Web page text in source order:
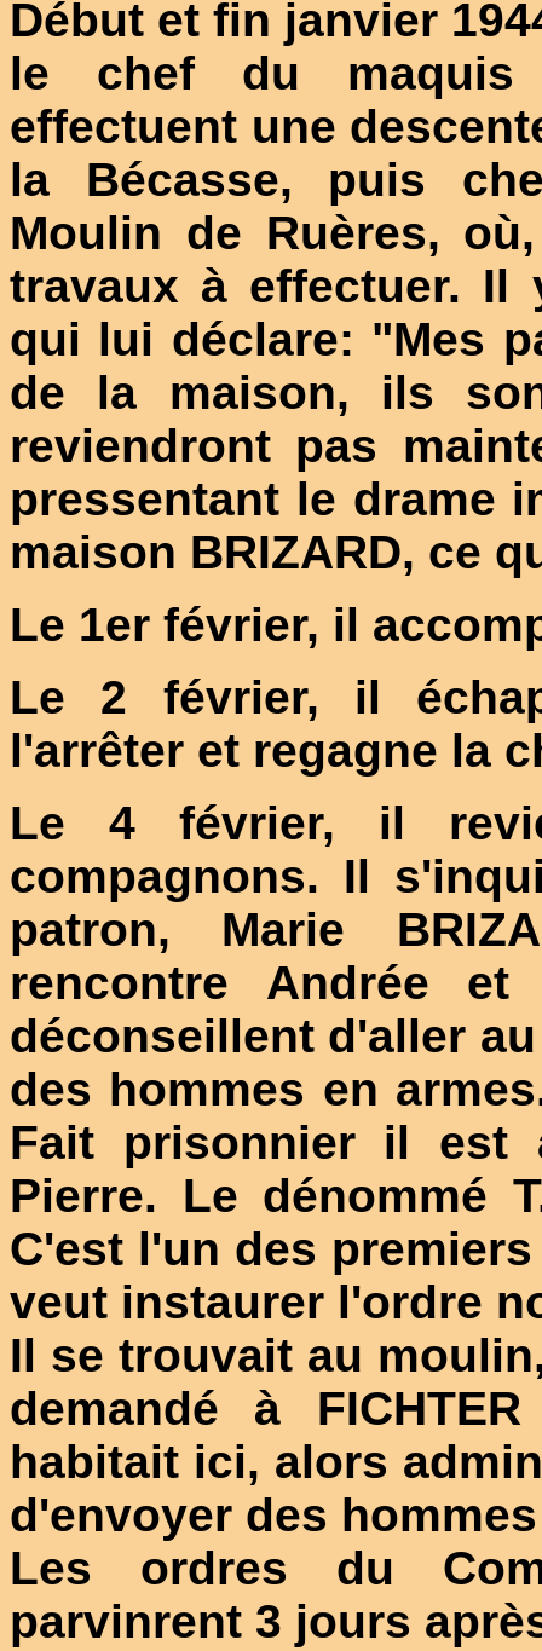
Début et fin janvier
le chef du maquis
effectuent une
la Bécasse, puis
Moulin de Ruères,
travaux à effectuer. Il
qui lui déclare: "Mes
de la maison, ils
reviendront pas
pressentant le drame
maison BRIZARD, ce
Le 1er février, il
Le 2 février, il
l'arrêter et regagne la
Le 4 février, il
compagnons. Il
patron, Marie
rencontre Andrée et
déconseillent d'aller
des hommes en
Fait prisonnier il est
Pierre. Le dénommé
C'est l'un des
veut instaurer l'ordre
Il se trouvait au
demandé à
habitait ici, alors
d'envoyer des
Les ordres du
parvinrent 3 jours